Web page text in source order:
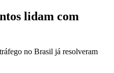
lidam com
no Brasil já resolveram